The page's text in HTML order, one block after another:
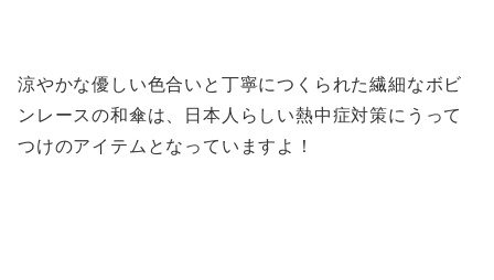
涼やかな優しい色合いと丁寧につくられた繊細なボビ
ンレースの和傘は、日本人らしい熱中症対策にうって
つけのアイテムとなっていますよ！